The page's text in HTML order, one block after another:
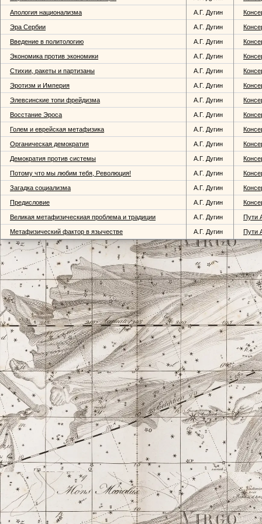
Апология национализма А.Г. Дугин
Эра Сербии А.Г. Дугин
Введение в политологию А.Г. Дугин
Экономика против экономики А.Г. Дугин
Стихии, ракеты и партизаны А.Г. Дугин
Эротизм и Империя А.Г. Дугин
Элевсинские топи фрейдизма А.Г. Дугин
Восстание Эроса А.Г. Дугин
Голем и еврейская метафизика А.Г. Дугин
Органическая демократия А.Г. Дугин
Демократия против системы А.Г. Дугин
Потому что мы любим тебя, Революция! А.Г. Дугин
Загадка социализма А.Г. Дугин
Предисловие А.Г. Дугин
Великая метафизическиая проблема и традиции А.Г. Дугин Пути
Метафизический фактор в язычестве А.Г. Дугин Пути